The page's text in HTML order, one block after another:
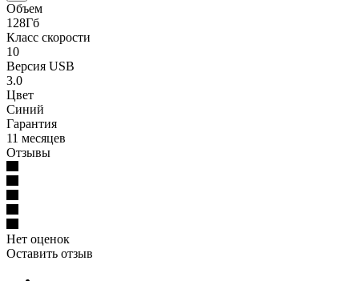
Объем
128Гб
Класс скорости
10
Версия USB
3.0
Цвет
Синий
Гарантия
11 месяцев
Отзывы
Нет оценок
Оставить отзыв